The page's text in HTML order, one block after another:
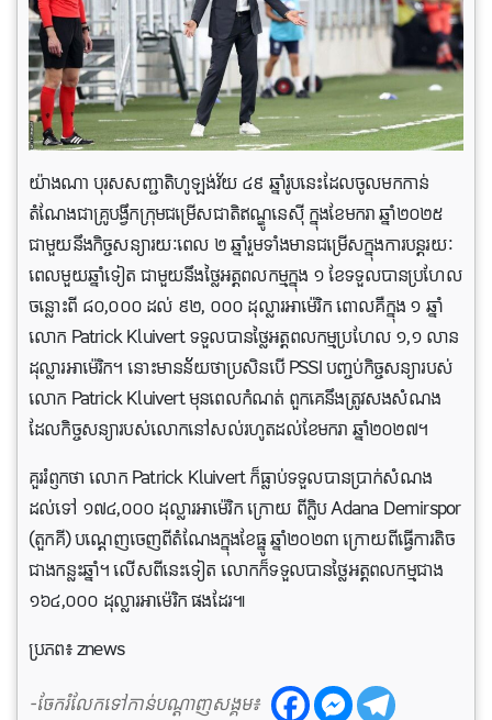
យ៉ាងណា បុរសសញ្ជាតិហូឡង់វ័យ ៤៩ ឆ្នាំរូបនេះដែលចូលមកកាន់
តំណែងជាគ្រូបង្វឹកក្រុមជម្រើសជាតិឥណ្ឌូនេស៊ី ក្នុងខែមករា ឆ្នាំ២០២៥
ជាមួយនឹងកិច្ចសន្យារយៈពេល ២ ឆ្នាំរួមទាំងមានជម្រើសក្នុងការបន្តរយៈ
ពេលមួយឆ្នាំទៀត ជាមួយនឹងថ្លៃអត្តពលកម្មក្នុង ១ ខែទទួលបានប្រហែល
ចន្លោះពី ៨០,០០០ ដល់ ៩២, ០០០ ដុល្លារអាម៉េរិក ពោលគឺក្នុង ១ ឆ្នាំ
លោក Patrick Kluivert ទទួលបានថ្លៃអត្តពលកម្មប្រហែល ១,១ លាន
ដុល្លារអាម៉េរិក។ នោះមានន័័យថាប្រសិនបើ PSSI បញ្ចប់កិច្ចសន្យារបស់
លោក Patrick Kluivert មុនពេលកំណត់ ពួកគេនឹងត្រូវសងសំណង
ដែលកិច្ចសន្យារបស់លោកនៅសល់រហូតដល់ខែមករា ឆ្នាំ២០២៧។
គួររំឭកថា លោកPatrick Kluivert ក៏ធ្លាប់ទទួលបានប្រាក់សំណង
ដល់ទៅ ១៧៤,០០០ ដុល្លារអាម៉េរិក ក្រោយ ពីក្លិបAdana Demirspor
(តួកគី) បណ្តេញចេញពីតំណែងក្នុងខែធ្នូ ឆ្នាំ២០២៣ ក្រោយពីធ្វើការតិច
ជាងកន្លះឆ្នាំ។ លើស​ពី​នេះ​ទៀត លោកក៏ទទួល​បាន​ថ្លៃអត្តពលកម្មជាង
១៦៤,០០០ ដុល្លារអាម៉េរិក ផងដែរ៕
ប្រភព៖ znews
-ចែករំលែកទៅកាន់បណ្តាញសង្គម៖